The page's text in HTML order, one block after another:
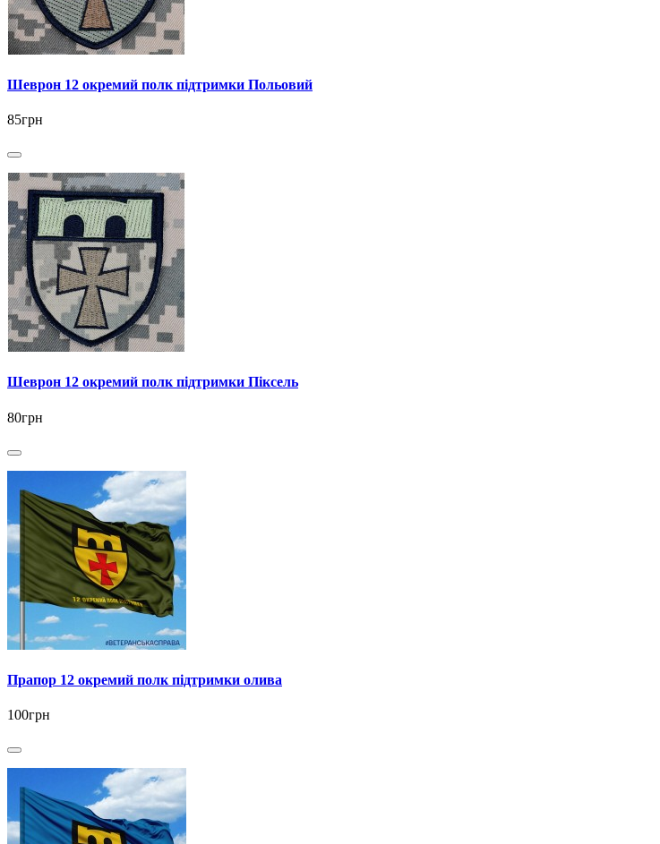
Шеврон 12 окремий полк підтримки Польовий
85грн
Шеврон 12 окремий полк підтримки Піксель
80грн
Прапор 12 окремий полк підтримки олива
100грн